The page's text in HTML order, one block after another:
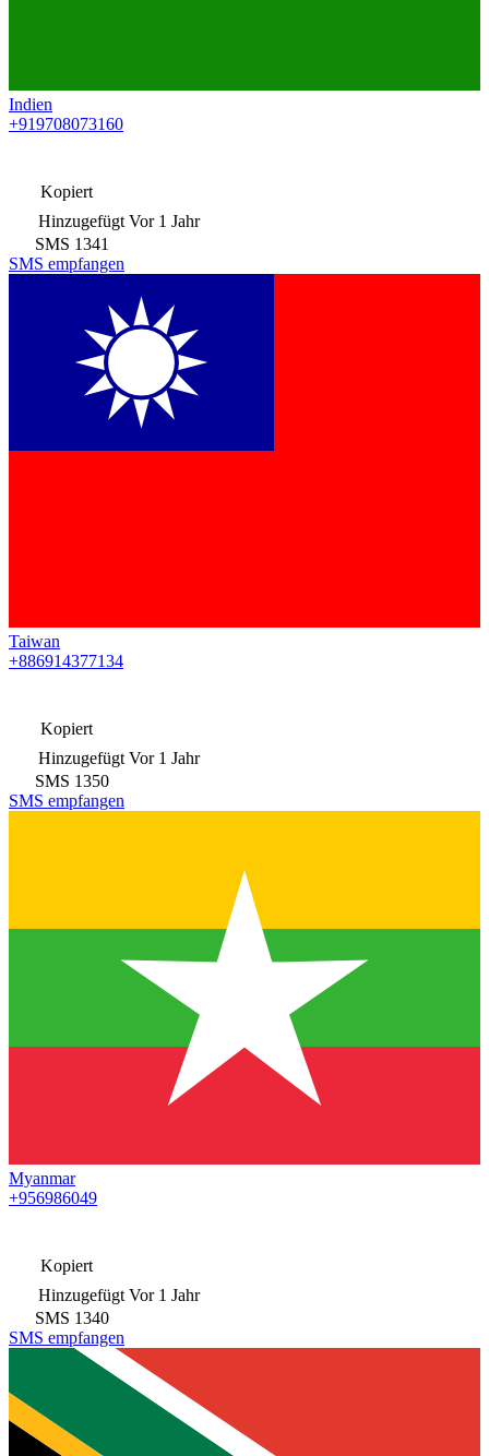
Indien
+919708073160
Kopiert
Hinzugefügt Vor 1 Jahr
SMS 1341
SMS empfangen
Taiwan
+886914377134
Kopiert
Hinzugefügt Vor 1 Jahr
SMS 1350
SMS empfangen
Myanmar
+956986049
Kopiert
Hinzugefügt Vor 1 Jahr
SMS 1340
SMS empfangen